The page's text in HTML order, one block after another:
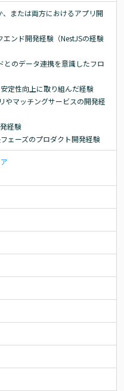
または両方におけるアプリ開
ンド開発経験（NestJSの経験
とのデータ連携を意識したフロ
定性向上に取り組んだ経験
やマッチングサービスの開発経
経験
ェーズのプロダクト開発経験